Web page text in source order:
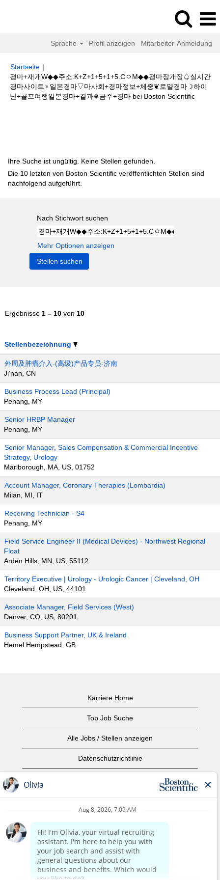
Sprache Profil anzeigen Mitarbeiter-Anmeldung
Startseite |
경마+재개W◆◆주소:K+Z+1+5+1+5.CㅇM◆◆경마장개장♤실시간
경마사이트♆일본경마▽마사회+경마정보+체중❦로얄경마☽하이
난+골프여행일본경마+결과❅금주+경마 bei Boston Scientific
Ihre Suche ist ungültig. Keine Stellen gefunden.
Die 10 letzten von Boston Scientific veröffentlichten Stellen sind
nachfolgend aufgeführt.
Nach Stichwort suchen
Mehr Optionen anzeigen
Ergebnisse 1 – 10 von 10
Stellenbezeichnung
外周及肿瘤介入-(高级)产品专员-济南
Ji'nan, CN
Business Process Lead (Principal)
Penang, MY
Senior HRBP Manager
Penang, MY
Senior Manager, Sales Compensation & Commercial Incentive
Strategy, Urology
Marlborough, MA, US, 01752
Account Manager, Coronary Therapies (Lombardia)
Milan, MI, IT
Receiving Technician - S4
Penang, MY
Field Service Engineer II (Medical Devices) - Northwest Regional
Float
Arden Hills, MN, US, 55112
Territory Executive | Urology - Urologic Cancer | Cleveland, OH
Cleveland, OH, US, 44101
Associate Manager, Field Services (West)
Denver, CO, US, 80201
Business Support Partner, UK & Ireland
Hemel Hempstead, GB
Karriere Home
Top Job Suche
Alle Jobs / Stellen anzeigen
Datenschutzrichtlinie
Urheberrecht
home page